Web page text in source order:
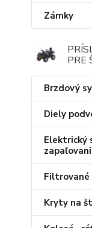
Zámky
PRE
Brzdový
Diely
Elektrický
Filtrované
Kryty na